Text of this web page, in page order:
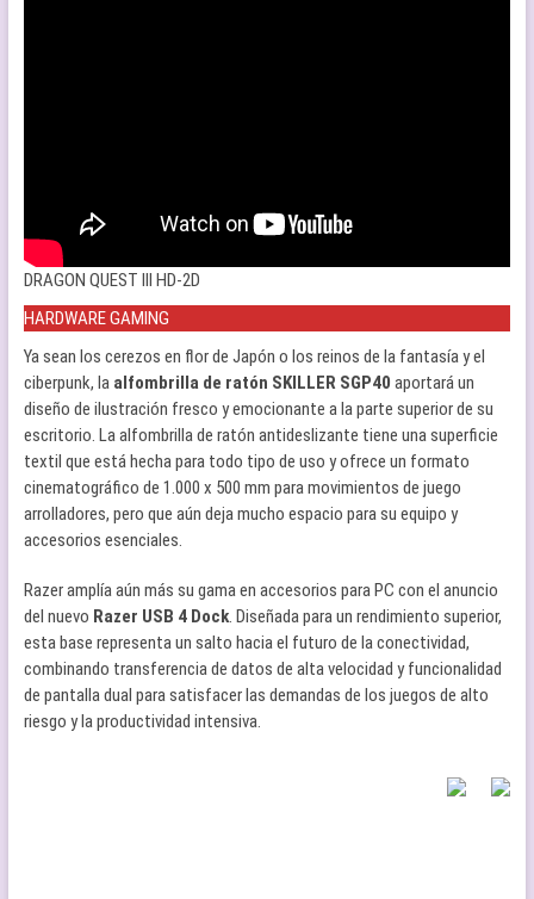
DRAGON QUEST III HD-2D
HARDWARE GAMING
Ya sean los cerezos en flor de Japón o los reinos de la fantasía y el
ciberpunk, la alfombrilla de ratón SKILLER SGP40 aportará un
diseño de ilustración fresco y emocionante a la parte superior de su
escritorio. La alfombrilla de ratón antideslizante tiene una superficie
textil que está hecha para todo tipo de uso y ofrece un formato
cinematográfico de 1.000 x 500 mm para movimientos de juego
arrolladores, pero que aún deja mucho espacio para su equipo y
accesorios esenciales.
Razer amplía aún más su gama en accesorios para PC con el anuncio
del nuevo Razer USB 4 Dock. Diseñada para un rendimiento superior,
esta base representa un salto hacia el futuro de la conectividad,
combinando transferencia de datos de alta velocidad y funcionalidad
de pantalla dual para satisfacer las demandas de los juegos de alto
riesgo y la productividad intensiva.